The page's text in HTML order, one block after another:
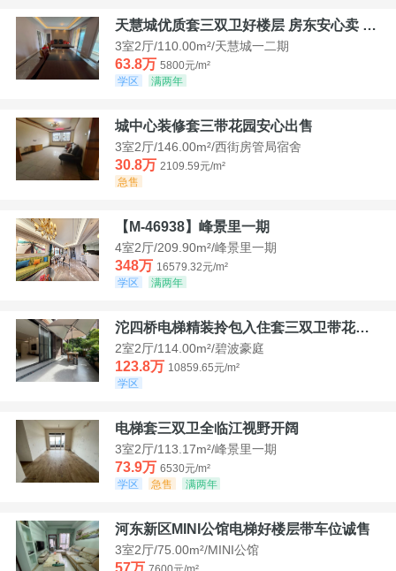
天慧城优质套三双卫好楼层 房东安心卖 价格好谈
3室2厅/110.00m²/天慧城一二期
63.8万 5800元/m²
学区
满两年
城中心装修套三带花园安心出售
3室2厅/146.00m²/西街房管局宿舍
30.8万 2109.59元/m²
急售
【M-46938】峰景里一期
4室2厅/209.90m²/峰景里一期
348万 16579.32元/m²
学区
满两年
沱四桥电梯精装拎包入住套三双卫带花园40平米带车位
2室2厅/114.00m²/碧波豪庭
123.8万 10859.65元/m²
学区
电梯套三双卫全临江视野开阔
3室2厅/113.17m²/峰景里一期
73.9万 6530元/m²
学区
急售 满两年
河东新区MINI公馆电梯好楼层带车位诚售
3室2厅/75.00m²/MINI公馆
57万